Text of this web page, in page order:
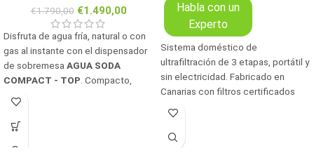
€1.790,00 €1.490,00
Disfruta de agua fría, natural o con
gas al instante con el dispensador
de sobremesaAGUA SODA
COMPACT - TOP. Compacto,
elegante y sin instalación, ideal
para hogares y oficinas.
🚫 Producto exclusivo.
Contáctanos para solicitar
Habla con un
Experto
Sistema doméstico de
ultrafiltración de 3 etapas, portátil y
sin electricidad. Fabricado en
Canarias con filtros certificados
UNE 149101. Instalación en 5
minutos y mantenimiento anual
mínimo. Ideal para hogares, oficinas